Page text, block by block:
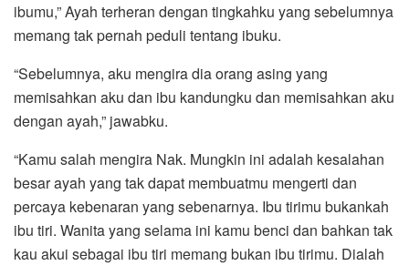
ibumu,” Ayah terheran dengan tingkahku yang sebelumnya
memang tak pernah peduli tentang ibuku.
“Sebelumnya, aku mengira dia orang asing yang
memisahkan aku dan ibu kandungku dan memisahkan aku
dengan ayah,” jawabku.
“Kamu salah mengira Nak. Mungkin ini adalah kesalahan
besar ayah yang tak dapat membuatmu mengerti dan
percaya kebenaran yang sebenarnya. Ibu tirimu bukankah
ibu tiri. Wanita yang selama ini kamu benci dan bahkan tak
kau akui sebagai ibu tiri memang bukan ibu tirimu. Dialah